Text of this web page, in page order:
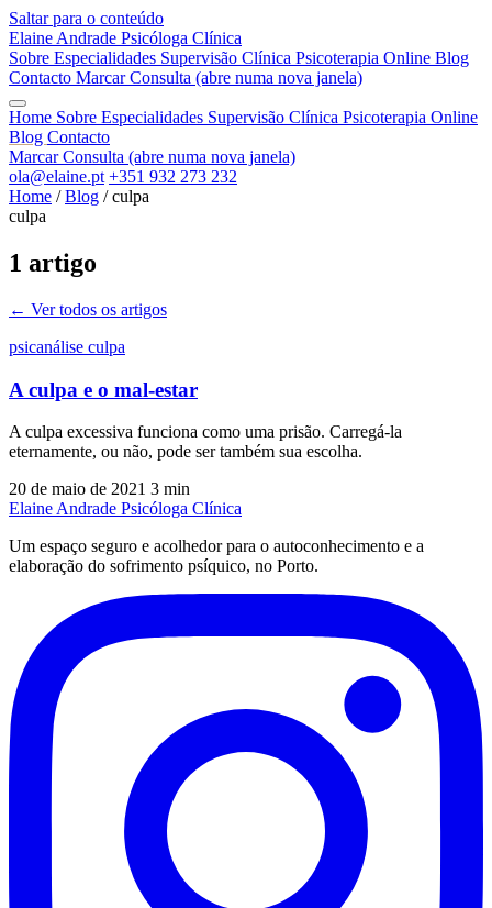
Saltar para o conteúdo
Elaine Andrade Psicóloga Clínica
Sobre Especialidades Supervisão Clínica Psicoterapia Online Blog
Contacto Marcar Consulta (abre numa nova janela)
Home Sobre Especialidades Supervisão Clínica Psicoterapia Online
Blog Contacto
Marcar Consulta (abre numa nova janela)
ola@elaine.pt +351 932 273 232
Home / Blog / culpa
culpa
1 artigo
← Ver todos os artigos
psicanálise culpa
A culpa e o mal-estar
A culpa excessiva funciona como uma prisão. Carregá-la
eternamente, ou não, pode ser também sua escolha.
20 de maio de 2021 3 min
Elaine Andrade Psicóloga Clínica
Um espaço seguro e acolhedor para o autoconhecimento e a
elaboração do sofrimento psíquico, no Porto.